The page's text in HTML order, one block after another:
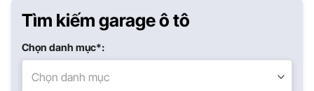
Tìm kiếm garage ô tô
Chọn danh mục*:
Chọn danh mục